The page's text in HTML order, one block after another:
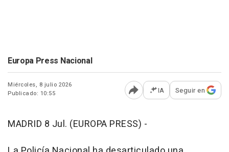
Europa Press Nacional
Miércoles, 8 julio 2026
Publicado: 10:55
Abrir opciones para
IA Seguir en
MADRID 8 Jul. (EUROPA PRESS) -